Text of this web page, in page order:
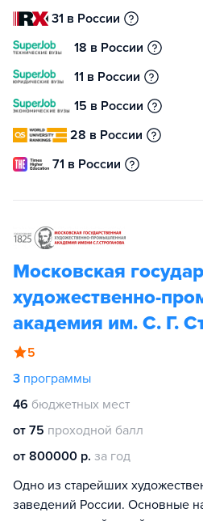
31 в России
18 в России
11 в России
15 в России
28 в России
71 в России
Московская
художественно-
академия им. С. Г.
5
3 программы
46 бюджетных мест
от 75 проходной балл
от 800000 р. за год
Одно из старейших
заведений России. Основные